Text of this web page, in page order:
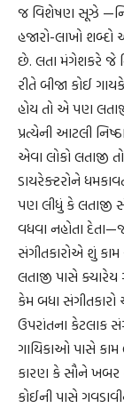
જ વિશેષણ સૂઝે
હજારો-લાખો
છે. લતા મંગેશકરે જે
રીતે બીજા કોઈ
હોય તો એ પણ
પ્રત્યેની આટલી
એવા લોકો લતાજી
ડાયરેક્ટરોને
પણ લીધું કે લતાજી
વધવા નહોતા
સંગીતકારોએ શું
લતાજી પાસે
કેમ બધા
ઉપરાંતના કેટલાક
ગાયિકાઓ પાસે
કારણ કે સૌને ખબર
કોઈની પાસે